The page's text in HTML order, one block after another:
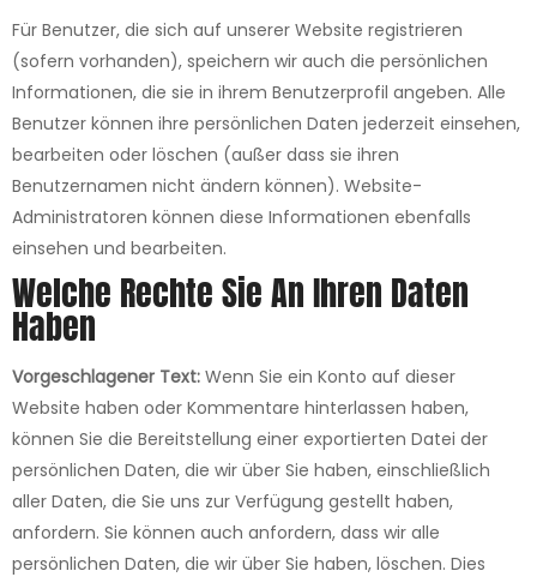
Für Benutzer, die sich auf unserer Website registrieren
(sofern vorhanden), speichern wir auch die persönlichen
Informationen, die sie in ihrem Benutzerprofil angeben. Alle
Benutzer können ihre persönlichen Daten jederzeit einsehen,
bearbeiten oder löschen (außer dass sie ihren
Benutzernamen nicht ändern können). Website-
Administratoren können diese Informationen ebenfalls
einsehen und bearbeiten.
Welche Rechte Sie An Ihren Daten
Haben
Vorgeschlagener Text: Wenn Sie ein Konto auf dieser
Website haben oder Kommentare hinterlassen haben,
können Sie die Bereitstellung einer exportierten Datei der
persönlichen Daten, die wir über Sie haben, einschließlich
aller Daten, die Sie uns zur Verfügung gestellt haben,
anfordern. Sie können auch anfordern, dass wir alle
persönlichen Daten, die wir über Sie haben, löschen. Dies